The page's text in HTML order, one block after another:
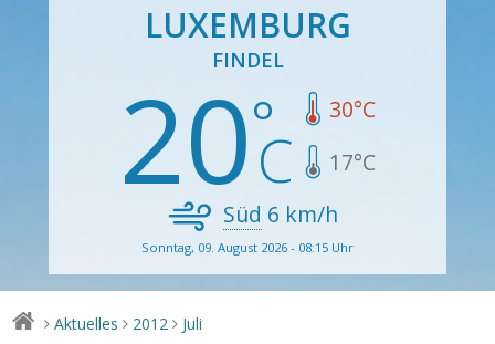
LUXEMBURG
FINDEL
20 30°C
17°C
Süd 6 km/h
Sonntag, 09. August 2026 - 08:15 Uhr
> Aktuelles > 2012 > Juli